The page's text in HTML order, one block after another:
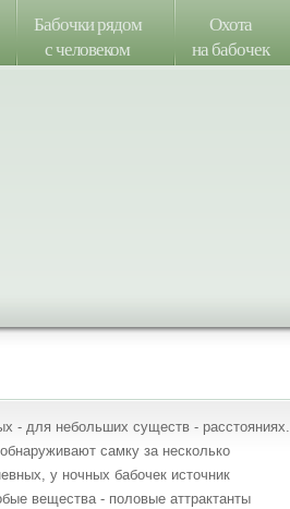
Бабочки рядом
с человеком
Охота
на бабочек
- для небольших существ - расстояниях.
самку за несколько
у ночных бабочек источник
вещества - половые аттрактанты